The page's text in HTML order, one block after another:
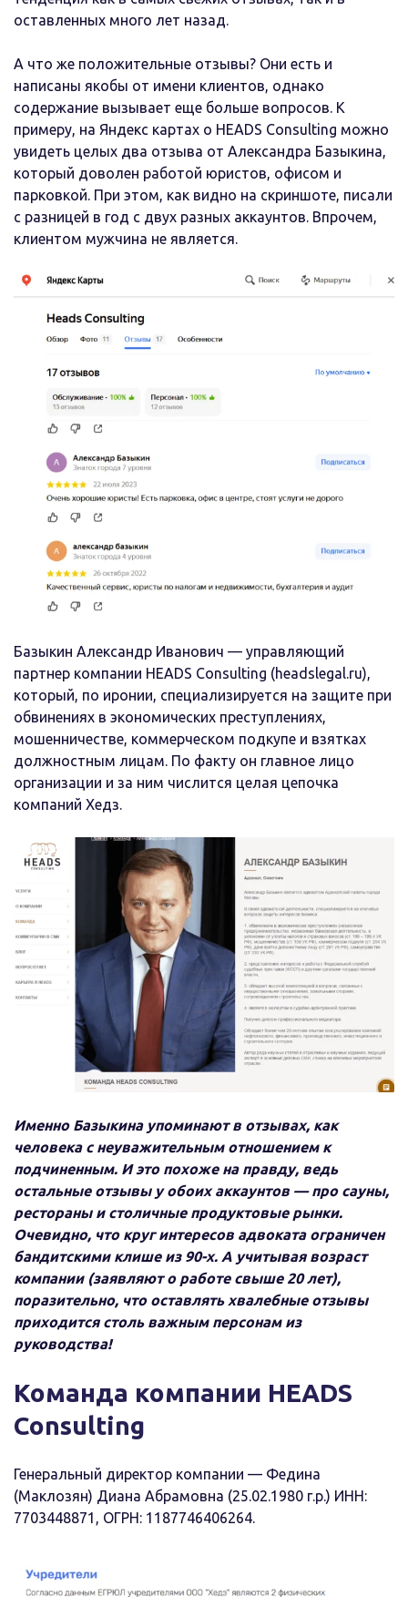
оставленных много лет назад.
А что же положительные отзывы? Они есть и
написаны якобы от имени клиентов, однако
содержание вызывает еще больше вопросов. К
примеру, на Яндекс картах о HEADS Consulting можно
увидеть целых два отзыва от Александра Базыкина,
который доволен работой юристов, офисом и
парковкой. При этом, как видно на скриншоте, писали
с разницей в год с двух разных аккаунтов. Впрочем,
клиентом мужчина не является.
Базыкин Александр Иванович — управляющий
партнер компании HEADS Consulting (headslegal.ru),
который, по иронии, специализируется на защите при
обвинениях в экономических преступлениях,
мошенничестве, коммерческом подкупе и взятках
должностным лицам. По факту он главное лицо
организации и за ним числится целая цепочка
компаний Хедз.
Именно Базыкина упоминают в отзывах, как
человека с неуважительным отношением к
подчиненным. И это похоже на правду, ведь
остальные отзывы у обоих аккаунтов — про сауны,
рестораны и столичные продуктовые рынки.
Очевидно, что круг интересов адвоката ограничен
бандитскими клише из 90-х. А учитывая возраст
компании (заявляют о работе свыше 20 лет),
поразительно, что оставлять хвалебные отзывы
приходится столь важным персонам из
руководства!
Команда компании HEADS
Consulting
Генеральный директор компании — Федина
(Маклозян) Диана Абрамовна (25.02.1980 г.р.) ИНН:
7703448871, ОГРН: 1187746406264.